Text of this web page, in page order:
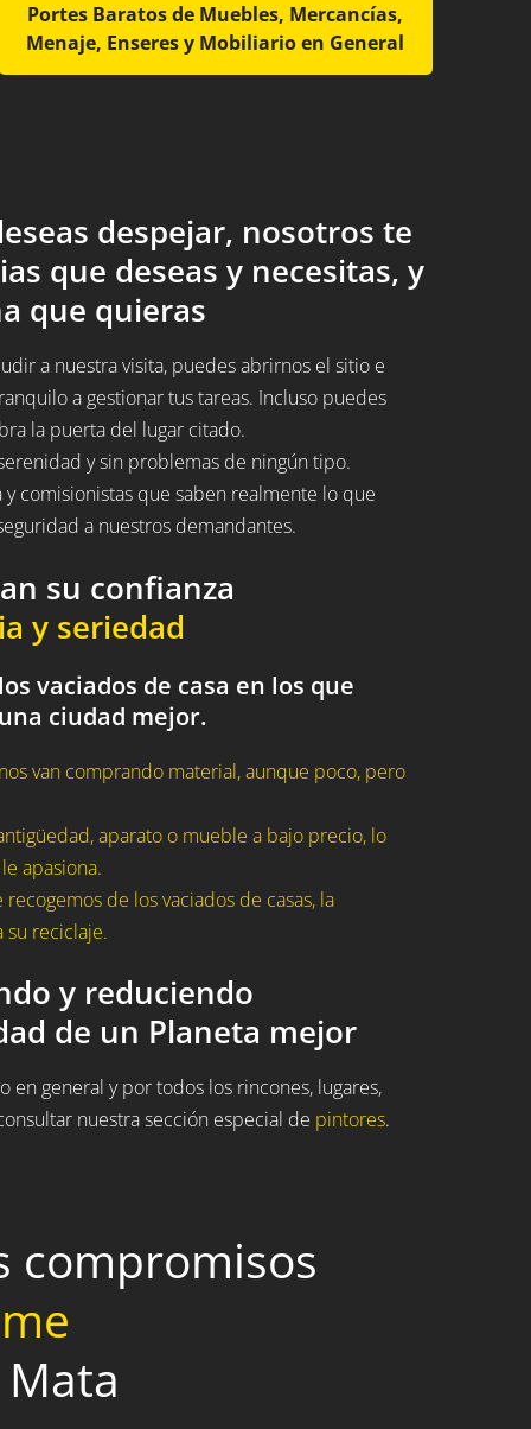
Portes Baratos de Muebles, Mercancías,
Menaje, Enseres y Mobiliario en General
despejar, nosotros te
que deseas y necesitas, y
que quieras
a nuestra visita, puedes abrirnos el sitio e
a gestionar tus tareas. Incluso puedes
la puerta del lugar citado.
y sin problemas de ningún tipo.
comisionistas que saben realmente lo que
a nuestros demandantes.
su confianza
y seriedad
vaciados de casa en los que
ciudad mejor.
van comprando material, aunque poco, pero
aparato o mueble a bajo precio, lo
apasiona.
de los vaciados de casas, la
su reciclaje.
y reduciendo
de un Planeta mejor
en general y por todos los rincones, lugares,
nuestra sección especial de pintores.
compromisos